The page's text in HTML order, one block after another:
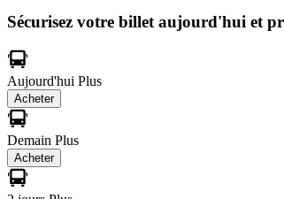
Sécurisez votre billet aujourd'hui et
Aujourd'hui Plus
Acheter
Demain Plus
Acheter